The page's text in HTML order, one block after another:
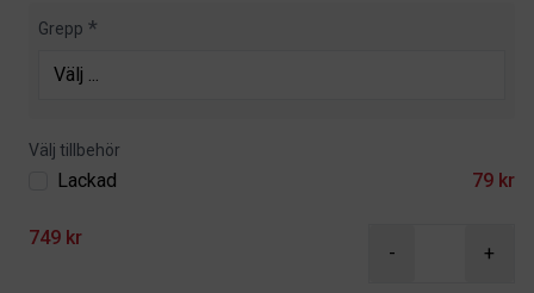
Product information
Grepp
Välj tillbehör
Lackad 79 kr
749 kr
- +